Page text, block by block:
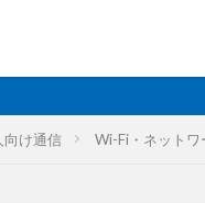
向け通信 Wi-Fi・ネットワ
IoT 無制限 ロケットモ